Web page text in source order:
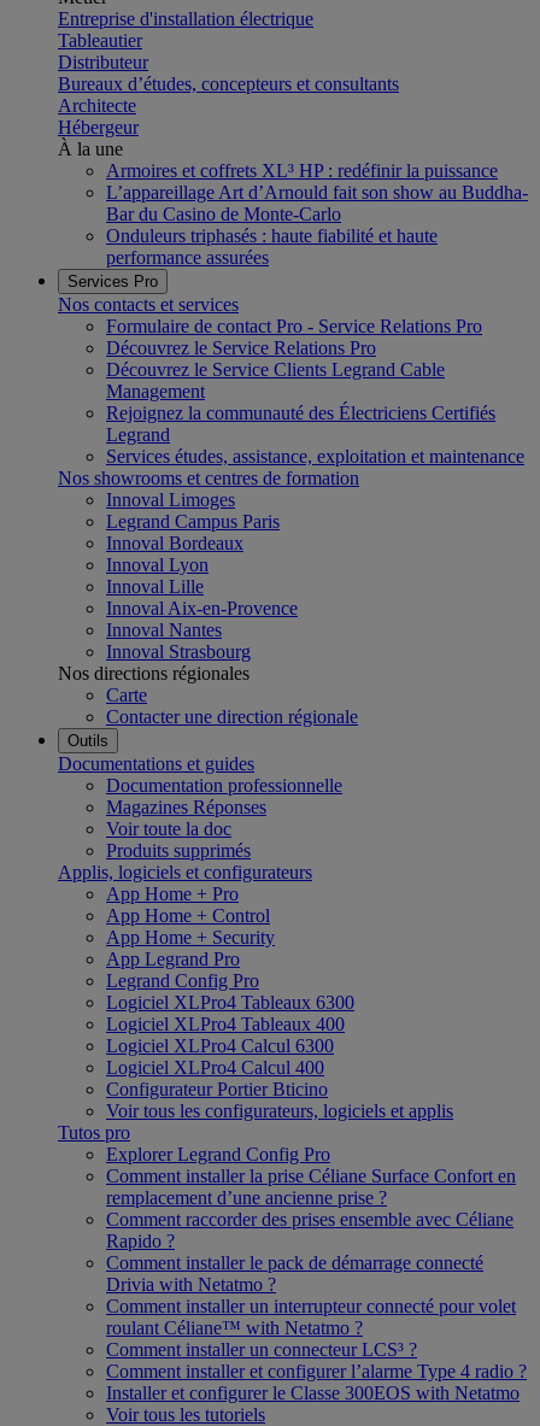
Entreprise d'installation électrique
Tableautier
Distributeur
Bureaux d’études, concepteurs et consultants
Architecte
Hébergeur
À la une
Armoires et coffrets XL³ HP : redéfinir la puissance
L’appareillage Art d’Arnould fait son show au Buddha-
Bar du Casino de Monte-Carlo
Onduleurs triphasés : haute fiabilité et haute
performance assurées
Services Pro
Nos contacts et services
Formulaire de contact Pro - Service Relations Pro
Découvrez le Service Relations Pro
Découvrez le Service Clients Legrand Cable
Management
Rejoignez la communauté des Électriciens Certifiés
Legrand
Services études, assistance, exploitation et maintenance
Nos showrooms et centres de formation
Innoval Limoges
Legrand Campus Paris
Innoval Bordeaux
Innoval Lyon
Innoval Lille
Innoval Aix-en-Provence
Innoval Nantes
Innoval Strasbourg
Nos directions régionales
Carte
Contacter une direction régionale
Outils
Documentations et guides
Documentation professionnelle
Magazines Réponses
Voir toute la doc
Produits supprimés
Applis, logiciels et configurateurs
App Home + Pro
App Home + Control
App Home + Security
App Legrand Pro
Legrand Config Pro
Logiciel XLPro4 Tableaux 6300
Logiciel XLPro4 Tableaux 400
Logiciel XLPro4 Calcul 6300
Logiciel XLPro4 Calcul 400
Configurateur Portier Bticino
Voir tous les configurateurs, logiciels et applis
Tutos pro
Explorer Legrand Config Pro
Comment installer la prise Céliane Surface Confort en
remplacement d’une ancienne prise ?
Comment raccorder des prises ensemble avec Céliane
Rapido ?
Comment installer le pack de démarrage connecté
Drivia with Netatmo ?
Comment installer un interrupteur connecté pour volet
roulant Céliane™ with Netatmo ?
Comment installer un connecteur LCS³ ?
Comment installer et configurer l’alarme Type 4 radio ?
Installer et configurer le Classe 300EOS with Netatmo
Voir tous les tutoriels